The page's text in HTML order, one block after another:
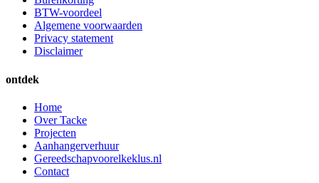
BTW-voordeel
Algemene voorwaarden
Privacy statement
Disclaimer
ontdek
Home
Over Tacke
Projecten
Aanhangerverhuur
Gereedschapvoorelkeklus.nl
Contact